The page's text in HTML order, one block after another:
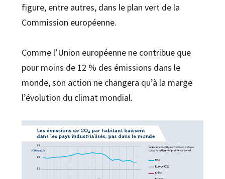
figure, entre autres, dans le plan vert de la
Commission européenne.
Comme l’Union européenne ne contribue que
pour moins de 12 % des émissions dans le
monde, son action ne changera qu’à la marge
l’évolution du climat mondial.